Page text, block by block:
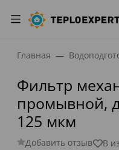
Главная
Фильтр
промывной,
125 мкм
Добавить отзыв В